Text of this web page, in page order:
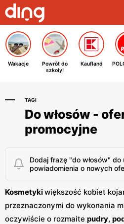
Wakacje
Powrót do
szkoły!
Kaufland
TAGI
Do włosów -
promocyjne
Dodaj frazę "do włosów"
powiadomienia o nowych
Kosmetykiwiększość kobiet
przeznaczonymi do wykonania
oczywiście o rozmaite pudry,